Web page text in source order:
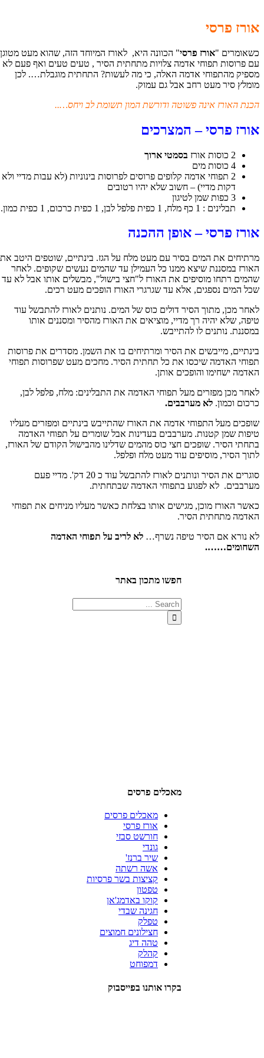
אורז פרסי
כשאומרים "אורז פרסי" הכוונה היא, לאורז המיוחד הזה, שהוא מעט מטוגן
עם פרוסות תפוחי אדמה צלויות מתחתית הסיר , טעים טעים ואף פעם לא
מספיק מהתפוחי אדמה האלה, כי מה לעשות? התחתית מוגבלת…. לכן
מומלץ סיר מעט רחב אבל גם עמוק.
הכנת האורז אינה פשוטה ודורשת המון תשומת לב ויחס…..
אורז פרסי – המצרכים
2 כוסות אורז
בסמטי ארוך
4 כוסות מים
2 תפוחי אדמה קלופים פרוסים לפרוסות בינוניות (לא עבות מדיי ולא
דקות מדיי) – חשוב שלא יהיו רטובים
3 כפות שמן לטיגון
תבלינים : 1 כף מלח, 1 כפית פלפל לבן, 1 כפית כרכום, 1 כפית כמון.
אורז פרסי – אופן ההכנה
מרתיחים את המים בסיר עם מעט מלח על הגז. בינתיים, שוטפים היטב את
האורז במסננת שיצא ממנו כל העמילן עד שהמים נעשים שקופים. לאחר
שהמים רתחו מוסיפים את האורז ל"חצי בישול", מבשלים אותו אבל לא עד
שכל המים נספגים, אלא עד שגרגרי האורז הופכים מעט רכים.
לאחר מכן, מתוך הסיר דולים כוס של המים. נותנים לאורז להתבשל עוד
טיפה, שלא יהיה רך מדיי, מוציאים את האורז מהסיר ומסננים אותו
במסננת. נותנים לו להתייבש.
בינתיים, מייבשים את הסיר ומרתיחים בו את השמן. מסדרים את פרוסות
תפוחי האדמה שיכסו את כל תחתית הסיר. מחכים מעט שפרוסות תפוחי
האדמה ישחימו והופכים אותן.
לאחר מכן מפזרים מעל תפוחי האדמה את התבלינים: מלח, פלפל לבן,
כרכום וכמון. לא מערבבים.
שופכים מעל התפוחי אדמה את האורז שהתייבש בינתיים ומפזרים מעליו
טיפות שמן קטנות. מערבבים בעדינות אבל שומרים על תפוחי האדמה
בתחתי הסיר. שופכים חצי כוס מהמים שדלינו מהבישול הקודם של האורז,
לתוך הסיר, מוסיפים עוד מעט מלח ופלפל.
סוגרים את הסיר ונותנים לאורז להתבשל עוד כ 20 דק'. מדיי פעם
מערבבים. לא לפגוע בתפוחי האדמה שבתחתית.
כאשר האורז מוכן, מגישים אותו בצלחת כאשר מעליו מניחים את תפוחי
האדמה מתחתית הסיר.
לא נורא אם הסיר טיפה נשרף… לא לריב על תפוחי האדמה
השחומים…….
חפשו מתכון באתר
מאכלים פרסים
מאכלים פרסים
אורז פרסי
חורשט סבזי
גונדי
שיר ברנז'
אשה רשתה
קציצות בשר פרסיות
טפטון
קוקו באדמג'אן
חגינה שבדי
טפלק
חצילונים חמוצים
טהה דיג
קהלק
דמפוחט
בקרו אותנו בפייסבוק